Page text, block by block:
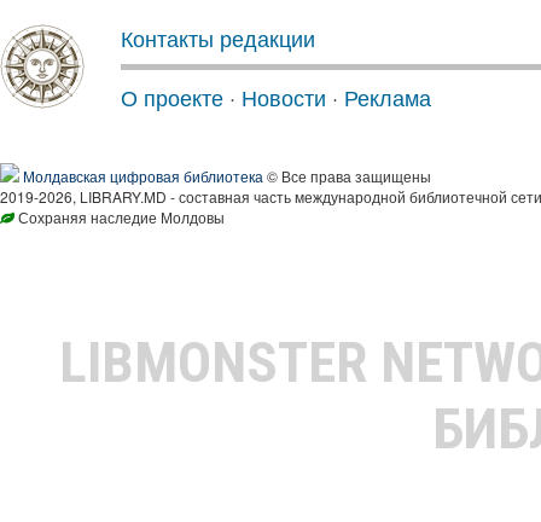
Контакты редакции
О проекте · Новости · Реклама
Молдавская цифровая библиотека © Все права защищены
2019-2026, LIBRARY.MD - составная часть международной библиотечной
Сохраняя наследие Молдовы
LIBMONSTER